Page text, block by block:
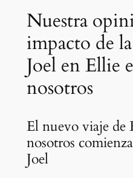
Nuestra
impacto de
Joel en Ellie
nosotros
El nuevo viaje de
nosotros
Joel